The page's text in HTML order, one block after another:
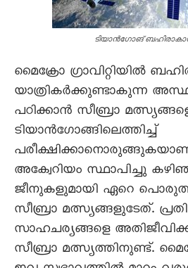
ടിയാൻഗോങ്‌
മൈക്രോ ഗ്രാവിറ്റിയിൽ
യാത്രികർക്കുണ്ടാകുന്ന
പഠിക്കാൻ സീബ്രാ
ടിയാൻഗോങ്ങിലെത്തിച്ച്‌
അക്വേറിയം സ്ഥാപിച്ചു
ജീനുകളുമായി ഏറെ
സീബ്രാ മത്സ്യങ്ങളുടേത്‌.
സാഹചര്യങ്ങളെ
സീബ്രാ മത്സ്യത്തിനുണ്ട്‌.